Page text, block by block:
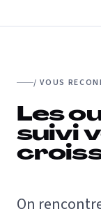
/ VOUS
Les
suivi
On